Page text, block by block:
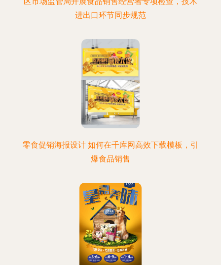
进出口环节同步规范
零食促销海报设计 如何在千库网高效下载模板，引
爆食品销售